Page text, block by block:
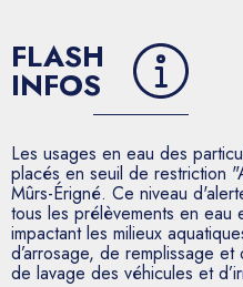
FLASH
INFOS
Les usages en eau des
placés en seuil de restriction
Mûrs-Érigné. Ce niveau
tous les prélèvements en eau
impactant les milieux
d’arrosage, de remplissage
de lavage des véhicules et